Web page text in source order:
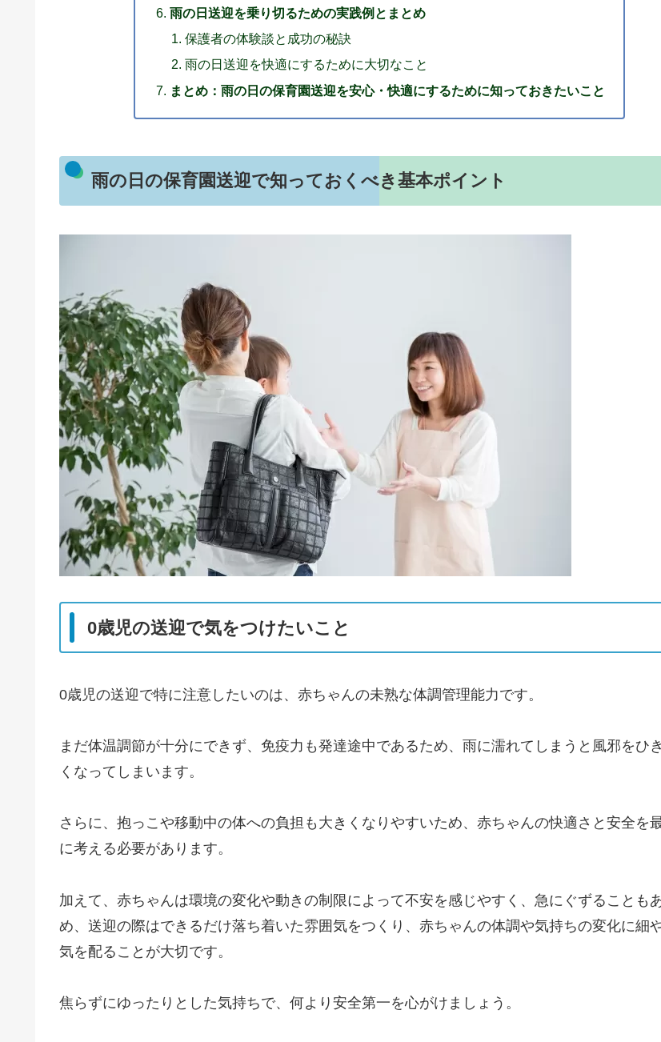
雨の日送迎を乗り切るための実践例とまとめ
保護者の体験談と成功の秘訣
雨の日送迎を快適にするために大切なこと
まとめ：雨の日の保育園送迎を安心・快適にするために知っておきたいこと
雨の日の保育園送迎で知っておくべき基本ポイント
0歳児の送迎で気をつけたいこと
C
a
t
G
T
0歳児の送迎で特に注意したいのは、赤ちゃんの未熟な体調管理能力です。
まだ体温調節が十分にできず、免疫力も発達途中であるため、雨に濡れてしまうと風邪をひ
くなってしまいます。
さらに、抱っこや移動中の体への負担も大きくなりやすいため、赤ちゃんの快適さと安全を
に考える必要があります。
加えて、赤ちゃんは環境の変化や動きの制限によって不安を感じやすく、急にぐずることも
め、送迎の際はできるだけ落ち着いた雰囲気をつくり、赤ちゃんの体調や気持ちの変化に細
気を配ることが大切です。
焦らずにゆったりとした気持ちで、何より安全第一を心がけましょう。